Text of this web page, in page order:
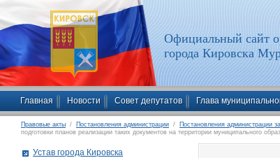
Официальный сайт
города Кировска
Главная Новости Совет депутатов Глава
Правовые акты / Постановления администрации / Постановления администрации
подготовки планов реализации таких документов на территории муниципального
Устав города Кировска